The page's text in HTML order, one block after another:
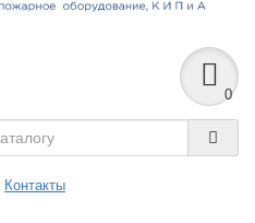
0
Контакты